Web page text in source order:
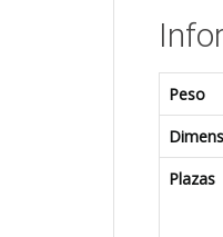
Peso
Plazas